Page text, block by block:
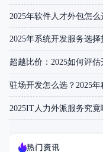
热门资讯